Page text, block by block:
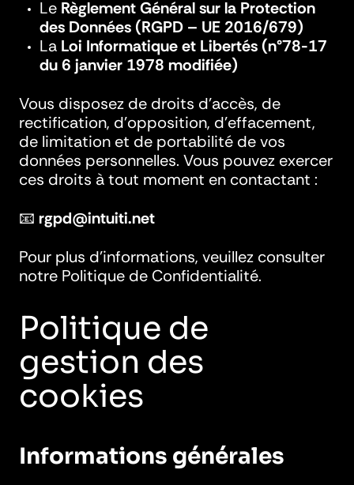
Le Règlement Général sur la Protection
des Données (RGPD – UE 2016/679)
La Loi Informatique et Libertés (n°78-17
du 6 janvier 1978 modifiée)
Vous disposez de droits d’accès, de
rectification, d’opposition, d’effacement,
de limitation et de portabilité de vos
données personnelles. Vous pouvez exercer
ces droits à tout moment en contactant :
📧 rgpd@intuiti.net
Pour plus d’informations, veuillez consulter
notre Politique de Confidentialité.
Politique de
gestion des
cookies
Informations générales